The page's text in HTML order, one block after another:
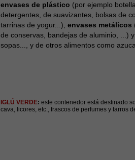
envases de plástico (por ejemplo
detergentes, de suavizantes, bolsas de
tarrinas de yogur...), envases metálicos
de conservas, bandejas de aluminio, ...) y
sopas..., y de otros alimentos como
IGLÚ VERDE: este contenedor está destinado
cava, licores, etc., frascos de perfumes y tarros